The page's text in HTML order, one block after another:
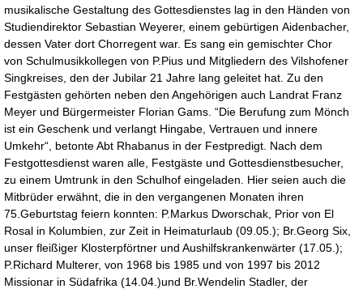
musikalische Gestaltung des Gottesdienstes lag in den Händen von
Studiendirektor Sebastian Weyerer, einem gebürtigen Aidenbacher,
dessen Vater dort Chorregent war. Es sang ein gemischter Chor
von Schulmusikkollegen von P.Pius und Mitgliedern des Vilshofener
Singkreises, den der Jubilar 21 Jahre lang geleitet hat. Zu den
Festgästen gehörten neben den Angehörigen auch Landrat Franz
Meyer und Bürgermeister Florian Gams. “Die Berufung zum Mönch
ist ein Geschenk und verlangt Hingabe, Vertrauen und innere
Umkehr“, betonte Abt Rhabanus in der Festpredigt. Nach dem
Festgottesdienst waren alle, Festgäste und Gottesdienstbesucher,
zu einem Umtrunk in den Schulhof eingeladen. Hier seien auch die
Mitbrüder erwähnt, die in den vergangenen Monaten ihren
75.Geburtstag feiern konnten: P.Markus Dworschak, Prior von El
Rosal in Kolumbien, zur Zeit in Heimaturlaub (09.05.); Br.Georg Six,
unser fleißiger Klosterpförtner und Aushilfskrankenwärter (17.05.);
P.Richard Multerer, von 1968 bis 1985 und von 1997 bis 2012
Missionar in Südafrika (14.04.)und Br.Wendelin Stadler, der